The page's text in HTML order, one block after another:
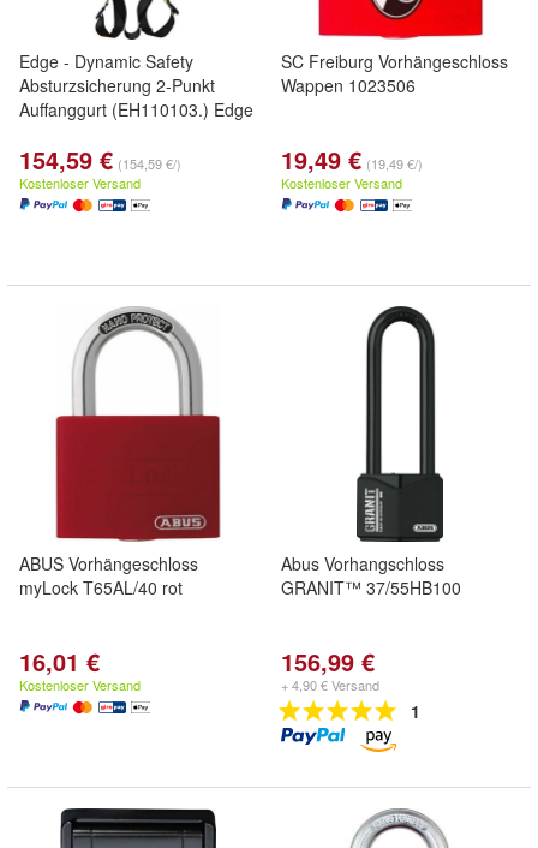
Edge - Dynamic Safety
Absturzsicherung 2-Punkt
Auffanggurt (EH110103.) Edge
154,59 € (154,59 €/)
Kostenloser Versand
SC Freiburg Vorhängeschloss
Wappen 1023506
19,49 € (19,49 €/)
Kostenloser Versand
ABUS Vorhängeschloss
myLock T65AL/40 rot
16,01 €
Kostenloser Versand
Abus Vorhangschloss
GRANIT™ 37/55HB100
156,99 €
+ 4,90 € Versand
1